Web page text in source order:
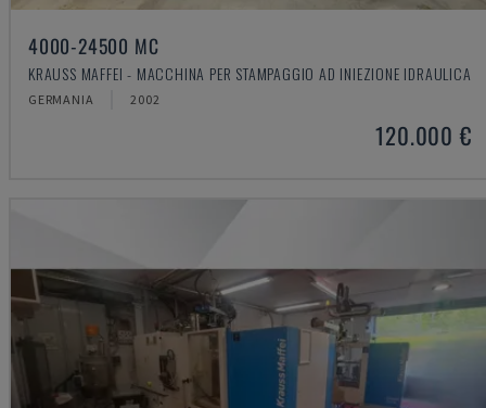
4000-24500 MC
KRAUSS MAFFEI - MACCHINA PER STAMPAGGIO AD INIEZIONE IDRAULICA
GERMANIA 2002
120.000 €